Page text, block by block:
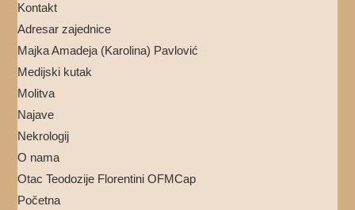
Kontakt
Adresar zajednice
Majka Amadeja (Karolina) Pavlović
Medijski kutak
Molitva
Najave
Nekrologij
O nama
Otac Teodozije Florentini OFMCap
Početna